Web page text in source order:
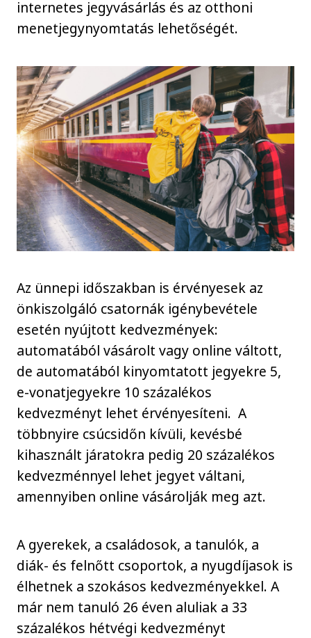
internetes jegyvásárlás és az otthoni
menetjegynyomtatás lehetőségét.
Az ünnepi időszakban is érvényesek az
önkiszolgáló csatornák igénybevétele
esetén nyújtott kedvezmények:
automatából vásárolt vagy online váltott,
de automatából kinyomtatott jegyekre 5,
e-vonatjegyekre 10 százalékos
kedvezményt lehet érvényesíteni. A
többnyire csúcsidőn kívüli, kevésbé
kihasznált járatokra pedig 20 százalékos
kedvezménnyel lehet jegyet váltani,
amennyiben online vásárolják meg azt.
A gyerekek, a családosok, a tanulók, a
diák- és felnőtt csoportok, a nyugdíjasok is
élhetnek a szokásos kedvezményekkel. A
már nem tanuló 26 éven aluliak a 33
százalékos hétvégi kedvezményt